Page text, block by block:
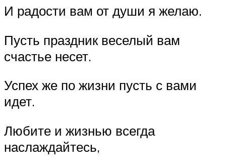
И радости вам от души я желаю.
Пусть праздник веселый вам
счастье несет.
Успех же по жизни пусть с вами
идет.
Любите и жизнью всегда
наслаждайтесь,